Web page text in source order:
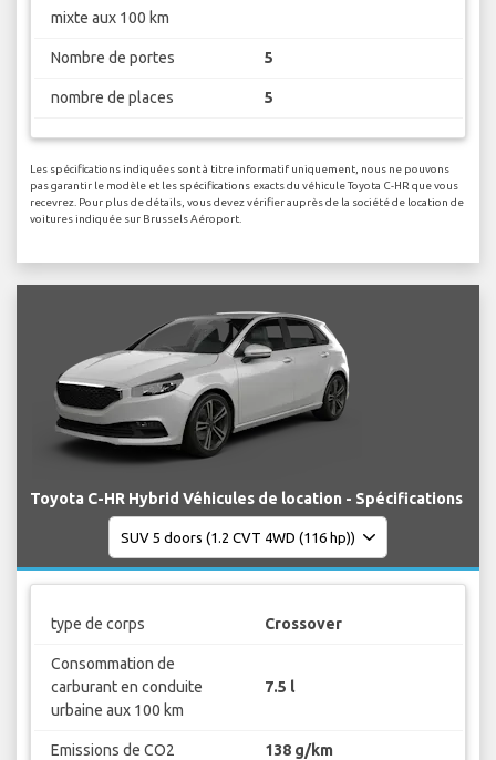
mixte aux 100 km
Nombre de portes 5
nombre de places 5
Les spécifications indiquées sont à titre informatif uniquement, nous ne pouvons
pas garantir le modèle et les spécifications exacts du véhicule Toyota C-HR que vous
recevrez. Pour plus de détails, vous devez vérifier auprès de la société de location de
voitures indiquée sur Brussels Aéroport.
Toyota C-HR Hybrid Véhicules de location - Spécifications
type de corps Crossover
Consommation de
carburant en conduite
urbaine aux 100 km
7.5 l
Emissions de CO2 138 g/km